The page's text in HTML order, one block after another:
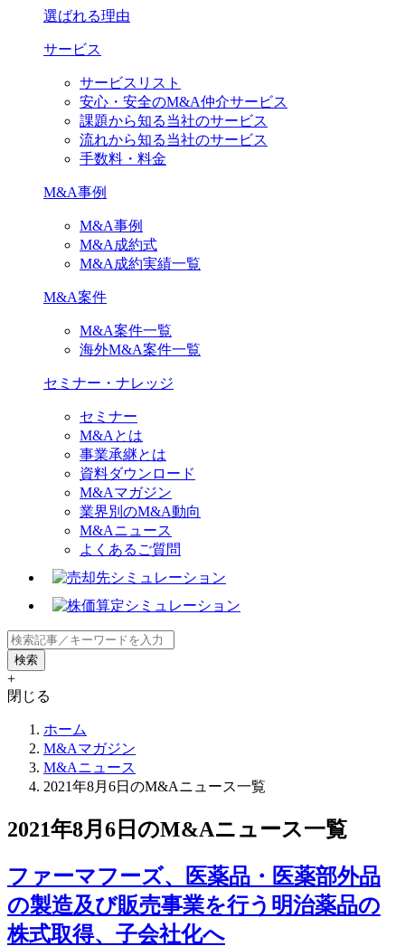
選ばれる理由
サービス
サービスリスト
安心・安全のM&A仲介サービス
課題から知る当社のサービス
流れから知る当社のサービス
手数料・料金
M&A事例
M&A事例
M&A成約式
M&A成約実績一覧
M&A案件
M&A案件一覧
海外M&A案件一覧
セミナー・ナレッジ
セミナー
M&Aとは
事業承継とは
資料ダウンロード
M&Aマガジン
業界別のM&A動向
M&Aニュース
よくあるご質問
+
閉じる
ホーム
M&Aマガジン
M&Aニュース
2021年8月6日のM&Aニュース一覧
2021年8月6日のM&Aニュース一覧
ファーマフーズ、医薬品・医薬部外品
の製造及び販売事業を行う明治薬品の
株式取得、子会社化へ